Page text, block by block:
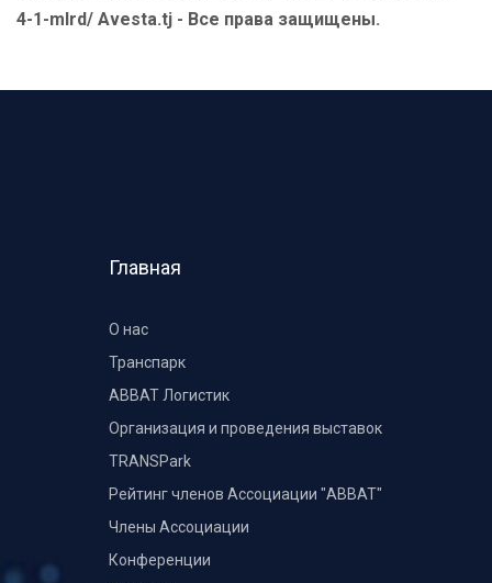
4-1-mlrd/ Avesta.tj - Все права защищены.
Главная
О нас
Транспарк
ABBAT Логистик
Организация и проведения выставок
TRANSPark
Рейтинг членов Ассоциации "АВВАТ"
Члены Ассоциации
Конференции